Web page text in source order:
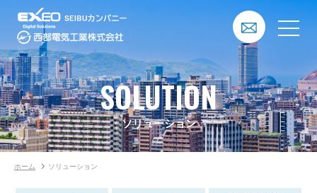
SOLUTION
ソリューション
ホーム ソリューション